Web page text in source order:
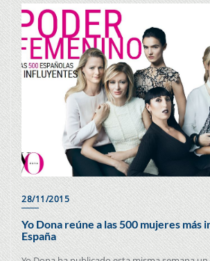
28/11/2015
Yo Dona reúne a las 500 mujeres más
España